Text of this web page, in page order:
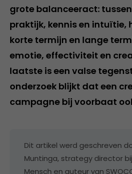
grote balanceeract:
praktijk, kennis en intuïtie,
korte termijn en lange
emotie, effectiviteit en
laatste is een valse
onderzoek blijkt dat een
campagne bij voorbaat
Dit artikel werd geschreven
Muntinga, strategy director
Mensch en auteur van